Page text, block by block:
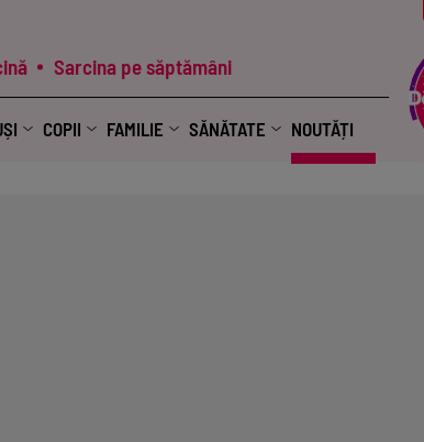
Sarcina pe săptămâni
COPII FAMILIE SĂNĂTATE NOUTĂȚI